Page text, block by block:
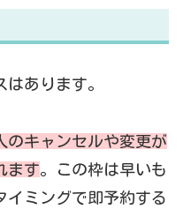
あります。
のキャンセルや変更が
ます。この枠は早いも
イミングで即予約する